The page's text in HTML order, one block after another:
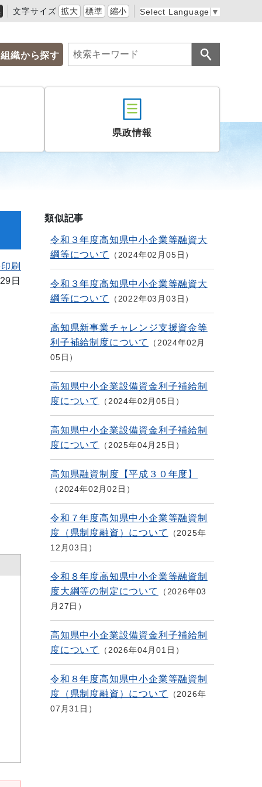
文字サイズ 拡大 標準 縮小 Select Language ▼
組織から探す
県政情報
刷
日
類似記事
令和３年度高知県中小企業等融資大
綱等について
2024年02月05日
令和３年度高知県中小企業等融資大
綱等について
2022年03月03日
高知県新事業チャレンジ支援資金等
利子補給制度について
2024年02月
05日
高知県中小企業設備資金利子補給制
度について
2024年02月05日
高知県中小企業設備資金利子補給制
度について
2025年04月25日
高知県融資制度【平成３０年度】
2024年02月02日
令和７年度高知県中小企業等融資制
度（県制度融資）について
2025年
12月03日
令和８年度高知県中小企業等融資制
度大綱等の制定について
2026年03
月27日
高知県中小企業設備資金利子補給制
度について
2026年04月01日
令和８年度高知県中小企業等融資制
度（県制度融資）について
2026年
07月31日